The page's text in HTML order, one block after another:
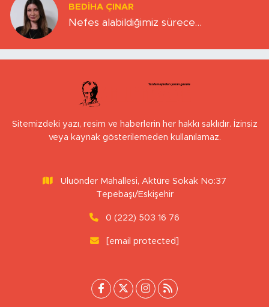
BEDIHA ÇINAR
Nefes alabildiğimiz sürece…
Sitemizdeki yazı, resim ve haberlerin her hakkı saklıdır. İzinsiz
veya kaynak gösterilemeden kullanılamaz.
Uluönder Mahallesi, Aktüre Sokak No:37
Tepebaşı/Eskişehir
0 (222) 503 16 76
[email protected]